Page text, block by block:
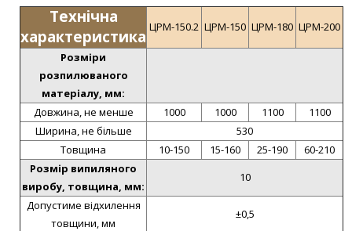
Технічна
характеристика ЦРМ-150.2 ЦРМ-150 ЦРМ-180 ЦРМ-200
Розміри
розпилюваного
матеріалу, мм:
Довжина, не менше
1000 1000 1100
1100
Ширина, не більше
530
Товщина
10-150 15-160 25-190
60-210
Розмір випиляного
виробу, товщина, мм:
10
Допустиме відхилення
товщини, мм
±0,5